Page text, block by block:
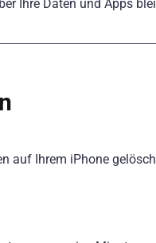
Ihre Daten und Apps
auf Ihrem iPhone